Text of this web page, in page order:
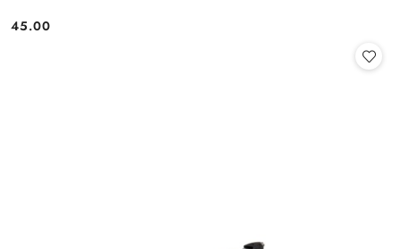
Cena:
45.00